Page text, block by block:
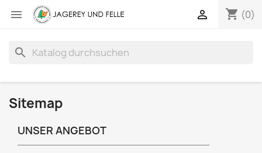
 shopping_cart (0)

search
Sitemap
UNSER ANGEBOT